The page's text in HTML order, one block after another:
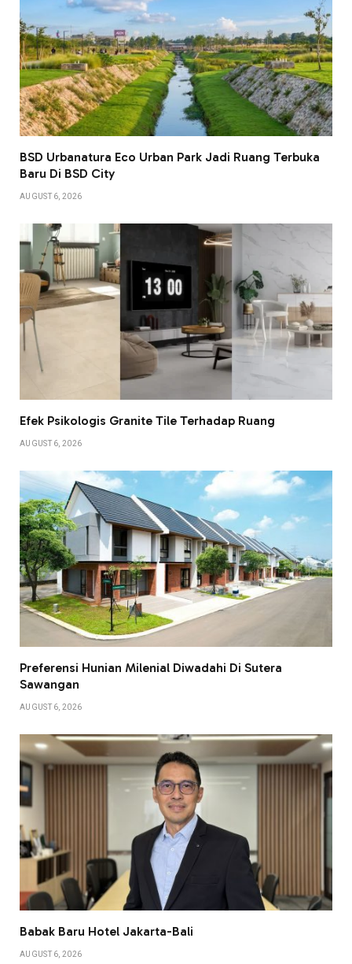
BSD Urbanatura Eco Urban Park Jadi Ruang Terbuka
Baru Di BSD City
AUGUST 6, 2026
Efek Psikologis Granite Tile Terhadap Ruang
AUGUST 6, 2026
Preferensi Hunian Milenial Diwadahi Di Sutera
Sawangan
AUGUST 6, 2026
Babak Baru Hotel Jakarta-Bali
AUGUST 6, 2026